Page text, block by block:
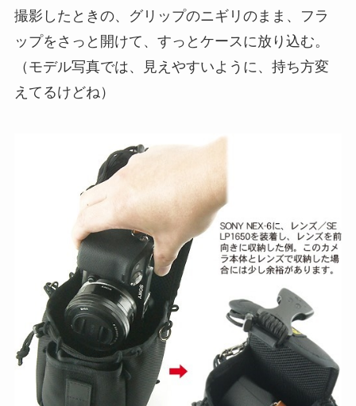
撮影したときの、グリップのニギリのまま、フラ
ップをさっと開けて、すっとケースに放り込む。
（モデル写真では、見えやすいように、持ち方変
えてるけどね）